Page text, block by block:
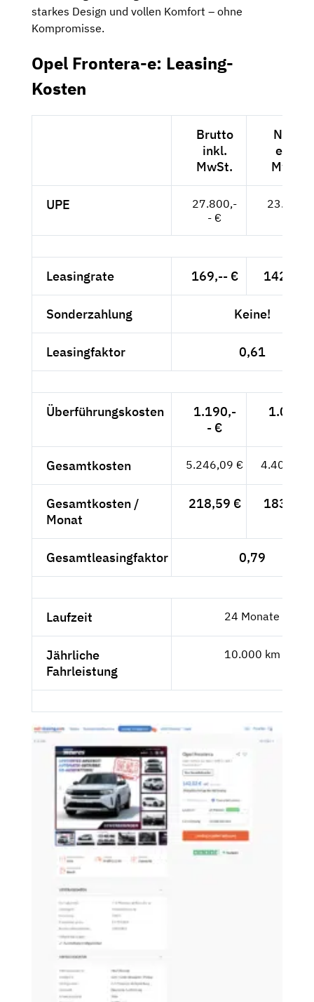
starkes Design und vollen Komfort – ohne
Kompromisse.
Opel Frontera-e: Leasing-
Kosten
Brutto
inkl.
MwSt.
Netto
exkl.
MwSt.
UPE
27.800,-
- €
23.361,-
Leasingrate 169,-- € 142,02
Sonderzahlung Keine!
Leasingfaktor 0,61
Überführungskosten
1.190,-
- €
1.000,-
Gesamtkosten 5.246,09 € 4.408,48
Gesamtkosten /
Monat
218,59 € 183,69
Gesamtleasingfaktor 0,79
Laufzeit 24 Monate
Jährliche
Fahrleistung
10.000 km